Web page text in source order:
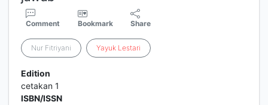
Comment Bookmark Share
Nur Fitriyani Yayuk Lestari
Edition
cetakan 1
ISBN/ISSN